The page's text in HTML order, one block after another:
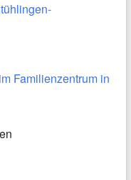
Familienzentrum in